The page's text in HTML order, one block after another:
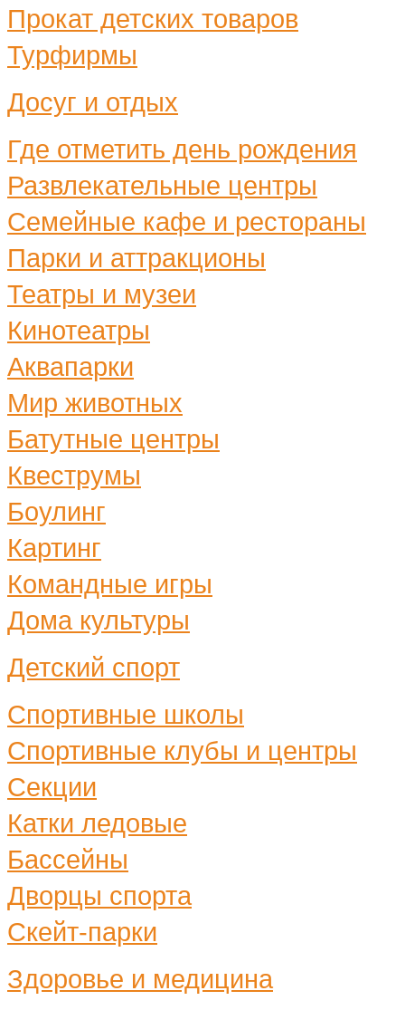
Прокат детских товаров
Турфирмы
Досуг и отдых
Где отметить день рождения
Развлекательные центры
Семейные кафе и рестораны
Парки и аттракционы
Театры и музеи
Кинотеатры
Аквапарки
Мир животных
Батутные центры
Квеструмы
Боулинг
Картинг
Командные игры
Дома культуры
Детский спорт
Спортивные школы
Спортивные клубы и центры
Секции
Катки ледовые
Бассейны
Дворцы спорта
Скейт-парки
Здоровье и медицина